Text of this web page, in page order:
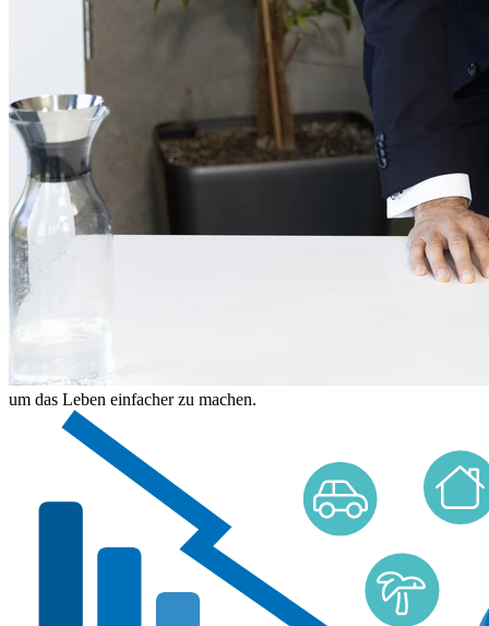
um das Leben einfacher zu machen.